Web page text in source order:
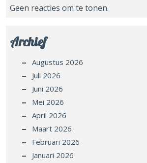
Geen reacties om te tonen.
Archief
Augustus 2026
Juli 2026
Juni 2026
Mei 2026
April 2026
Maart 2026
Februari 2026
Januari 2026